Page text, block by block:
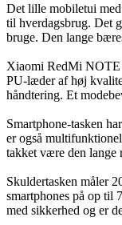
Det lille mobiletui
til hverdagsbrug. Det
bruge. Den lange
Xiaomi RedMi NOTE
PU-læder af høj
håndtering. Et
Smartphone-tasken
er også
takket være den lange
Skuldertasken måler
smartphones på op til
med sikkerhed og er